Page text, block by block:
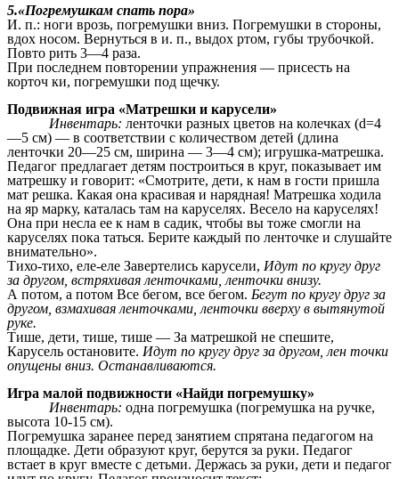
5.«Погремушкам спать пора»
И. п.: ноги врозь, погремушки вниз. Погремушки в стороны,
вдох носом. Вернуться в и. п., выдох ртом, губы трубочкой.
Повто рить 3—4 раза.
При последнем повторении упражнения — присесть на
корточ ки, погремушки под щечку.
Подвижная игра «Матрешки и карусели»
Инвентарь: ленточки разных цветов на колечках (d=4
—5 см) — в соответствии с количеством детей (длина
ленточки 20—25 см, ширина — 3—4 см); игрушка-матрешка.
Педагог предлагает детям построиться в круг, показывает им
матрешку и говорит: «Смотрите, дети, к нам в гости пришла
мат решка. Какая она красивая и нарядная! Матрешка ходила
на яр марку, каталась там на каруселях. Весело на каруселях!
Она при несла ее к нам в садик, чтобы вы тоже смогли на
каруселях пока таться. Берите каждый по ленточке и слушайте
внимательно».
Тихо-тихо, еле-еле Завертелись карусели, Идут по кругу друг
за другом, встряхивая ленточками, ленточки внизу.
А потом, а потом Все бегом, все бегом. Бегут по кругу друг за
другом, взмахивая ленточками, ленточки вверху в вытянутой
руке.
Тише, дети, тише, тише — За матрешкой не спешите,
Карусель остановите. Идут по кругу друг за другом, лен точки
опущены вниз. Останавливаются.
Игра малой подвижности «Найди погремушку»
Инвентарь: одна погремушка (погремушка на ручке,
высота 10-15 см).
Погремушка заранее перед занятием спрятана педагогом на
площадке. Дети образуют круг, берутся за руки. Педагог
встает в круг вместе с детьми. Держась за руки, дети и педагог